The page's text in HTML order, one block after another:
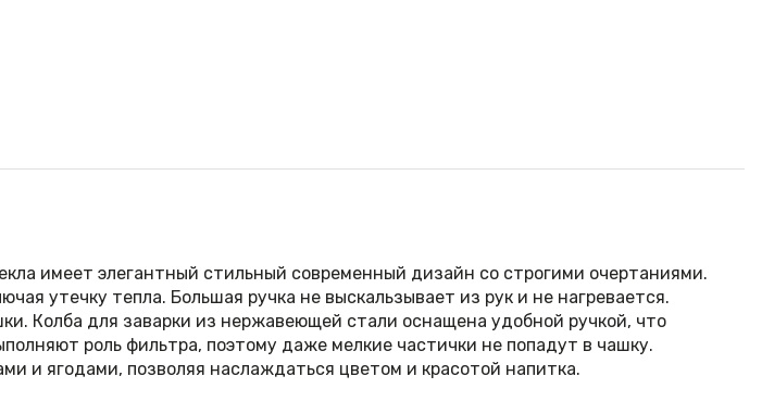
имеет элегантный стильный современный дизайн со строгими очертаниями.
утечку тепла. Большая ручка не выскальзывает из рук и не нагревается.
Колба для заварки из нержавеющей стали оснащена удобной ручкой, что
роль фильтра, поэтому даже мелкие частички не попадут в чашку.
и ягодами, позволяя наслаждаться цветом и красотой напитка.